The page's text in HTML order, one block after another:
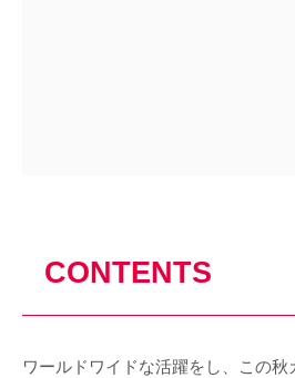
CONTENTS
ワールドワイドな活躍をし、この秋